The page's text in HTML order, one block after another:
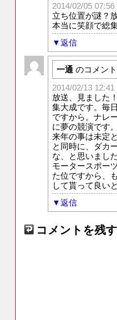
2014/02/05 07:56
立ち位置が謎？
本当に笑顔で総
返信
一通 のコメント
2014/02/13 12:41
放送、見ました
集大成です。毎
ですから。ナレ
に夢の競演です
来年の事は未定
と同時に、ダカ
な、と思いまし
モータースポー
た位ですから、
して貰って良い
返信
コメントを残す